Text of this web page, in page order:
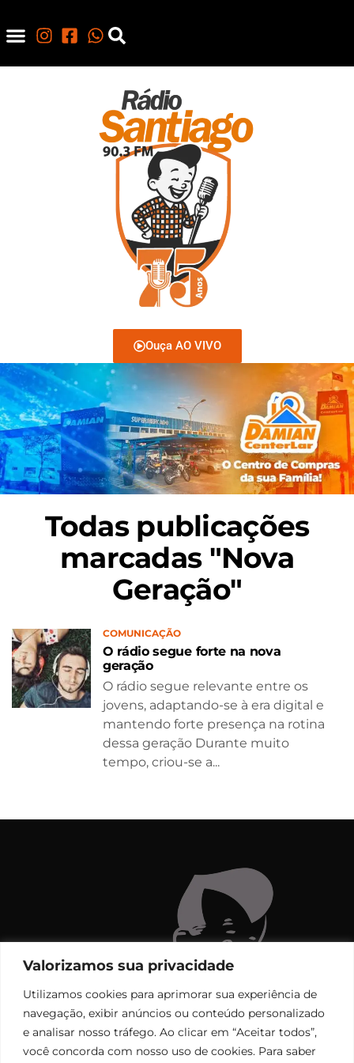
Valorizamos sua privacidade
Utilizamos cookies para aprimorar sua experiência de
navegação, exibir anúncios ou conteúdo personalizado
e analisar nosso tráfego. Ao clicar em “Aceitar todos”,
você concorda com nosso uso de cookies. Para saber
Ouça AO VIVO
Todas publicações
marcadas "Nova
Geração"
COMUNICAÇÃO
O rádio segue forte na nova
geração
O rádio segue relevante entre os
jovens, adaptando-se à era digital e
mantendo forte presença na rotina
dessa geração Durante muito
tempo, criou-se a...